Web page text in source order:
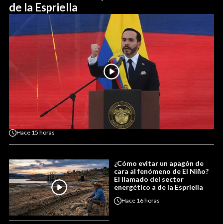
de la Espriella
Hace 15 horas
¿Cómo evitar un apagón de
cara al fenómeno de El Niño?
El llamado del sector
energético a de la Espriella
Hace 16 horas